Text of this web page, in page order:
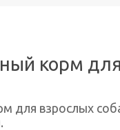
корм для
для взрослых